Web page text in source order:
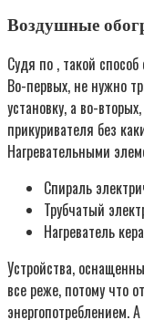
Воздушные
Судя по , такой
Во-первых, не нужно
установку, а во-
прикуривателя без
Нагревательными
Спираль
Трубчатый
Нагреватель
Устройства,
все реже, потому что
энергопотреблением.